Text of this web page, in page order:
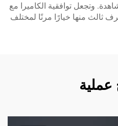
وتجعل توافقية الكاميرا مع
ثالث منها خيارًا مرنًا لمختلف
عملية